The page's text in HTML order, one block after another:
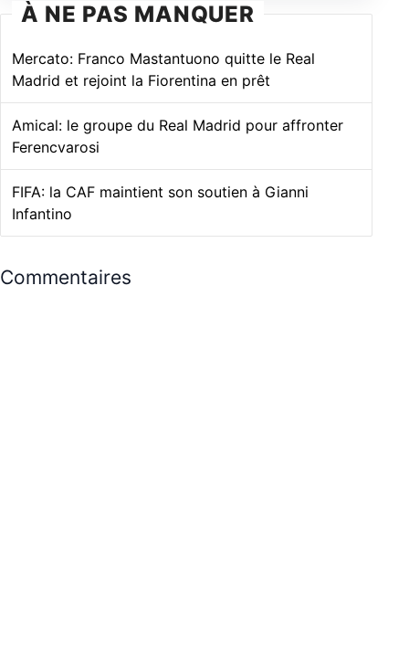
À NE PAS MANQUER
Mercato: Franco Mastantuono quitte le Real
Madrid et rejoint la Fiorentina en prêt
Amical: le groupe du Real Madrid pour affronter
Ferencvarosi
FIFA: la CAF maintient son soutien à Gianni
Infantino
Commentaires